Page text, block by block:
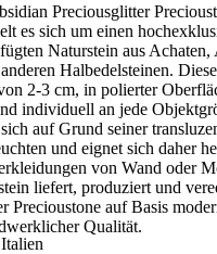
Preciousglitter
es sich um einen
Naturstein aus
Halbedelsteinen.
2-3 cm, in polierter
individuell an jede
auf Grund seiner
und eignet sich daher
von Wand oder
liefert, produziert und
Precioustone auf Basis
Qualität.
Italien